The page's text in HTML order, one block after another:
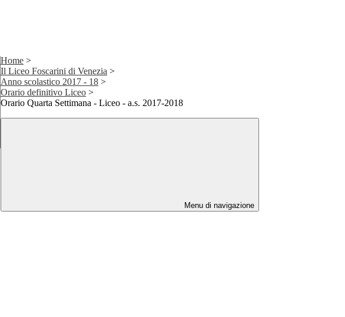
Home >
Il Liceo Foscarini di Venezia >
Anno scolastico 2017 - 18 >
Orario definitivo Liceo >
Orario Quarta Settimana - Liceo - a.s. 2017-2018
Menu di navigazione